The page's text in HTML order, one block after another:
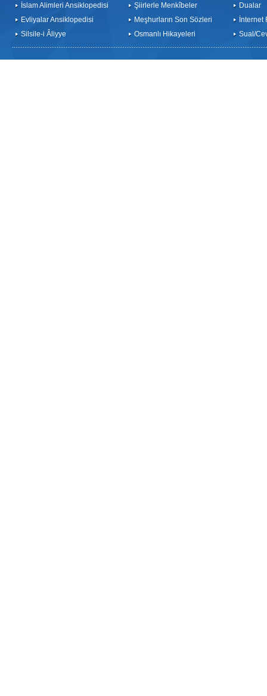
İslam Alimleri Ansiklopedisi
Evliyalar Ansiklopedisi
Silsile-i Âliyye
Şiirlerle Menkîbeler
Meşhurların Son Sözleri
Osmanlı Hikayeleri
Dualar
İnternet
Sual/